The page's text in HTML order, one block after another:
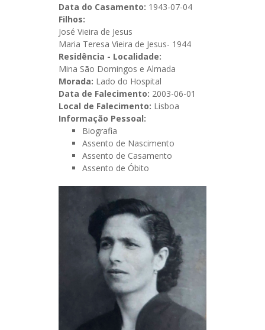
Data do Casamento: 1943-07-04
Filhos:
José Vieira de Jesus
Maria Teresa Vieira de Jesus- 1944
Residência - Localidade:
Mina São Domingos e Almada
Morada: Lado do Hospital
Data de Falecimento: 2003-06-01
Local de Falecimento: Lisboa
Informação Pessoal:
Biografia
Assento de Nascimento
Assento de Casamento
Assento de Óbito